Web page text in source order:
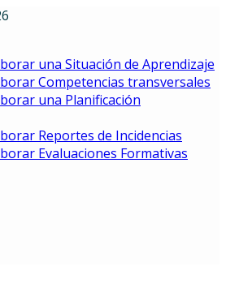
una Situación de Aprendizaje
Competencias transversales
una Planificación
Reportes de Incidencias
Evaluaciones Formativas